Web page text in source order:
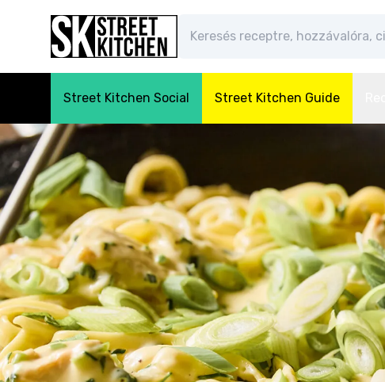
Street Kitchen Social Street Kitchen Guide